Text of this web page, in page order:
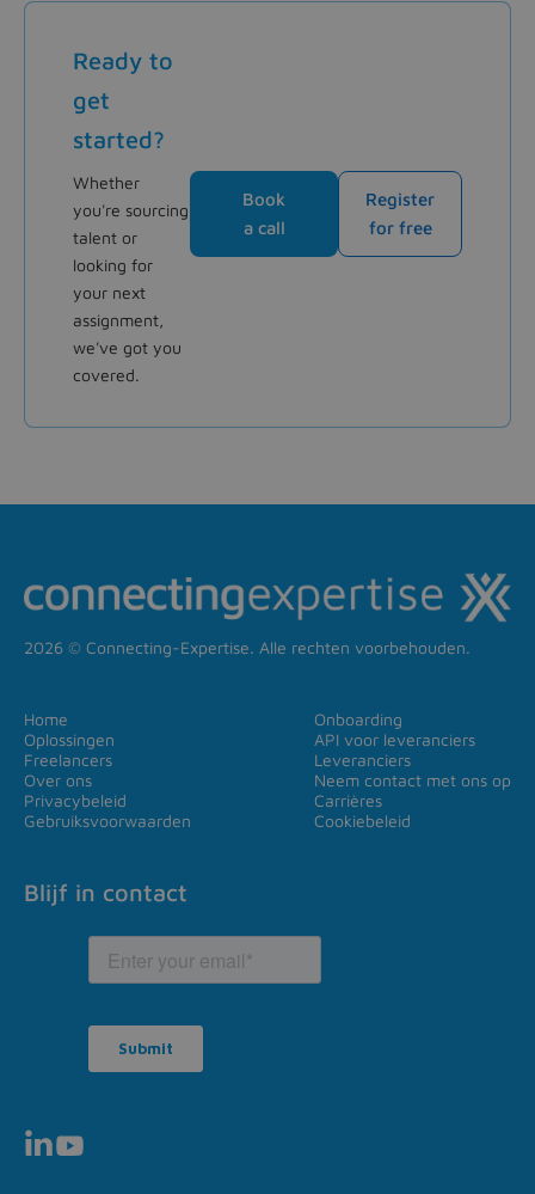
Ready to
get
started?
Whether
you're sourcing
talent or
looking for
your next
assignment,
we've got you
covered.
Book
a call
Register
for free
2026 © Connecting-Expertise. Alle rechten voorbehouden.
Home
Oplossingen
Freelancers
Over ons
Privacybeleid
Gebruiksvoorwaarden
Onboarding
API voor leveranciers
Leveranciers
Neem contact met ons op
Carrières
Cookiebeleid
Blijf in contact
